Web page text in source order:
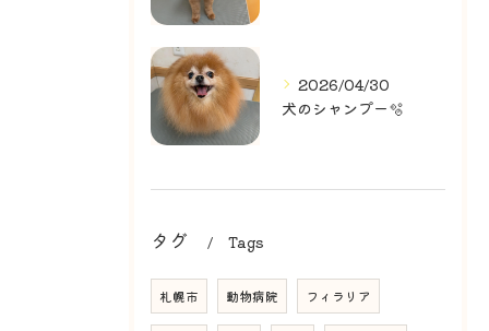
2026/04/30
犬のシャンプー🫧
タグ Tags
札幌市 動物病院 フィラリア